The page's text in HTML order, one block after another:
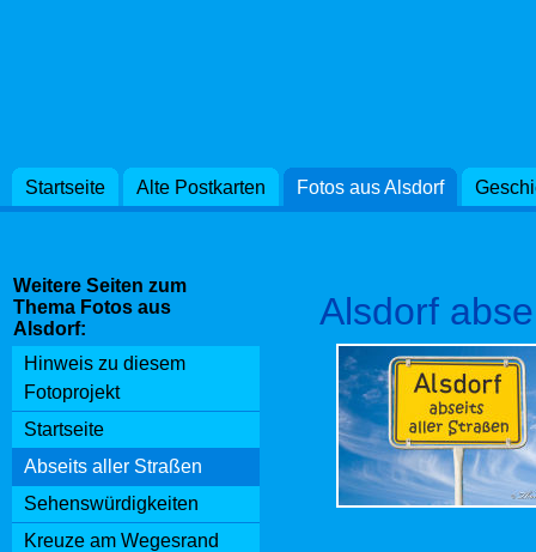
Startseite Alte Postkarten Fotos aus Alsdorf
Weitere Seiten zum
Thema Fotos aus
Alsdorf:
Hinweis zu diesem
Fotoprojekt
Startseite
Abseits aller Straßen
Sehenswürdigkeiten
Kreuze am Wegesrand
Alsdorf